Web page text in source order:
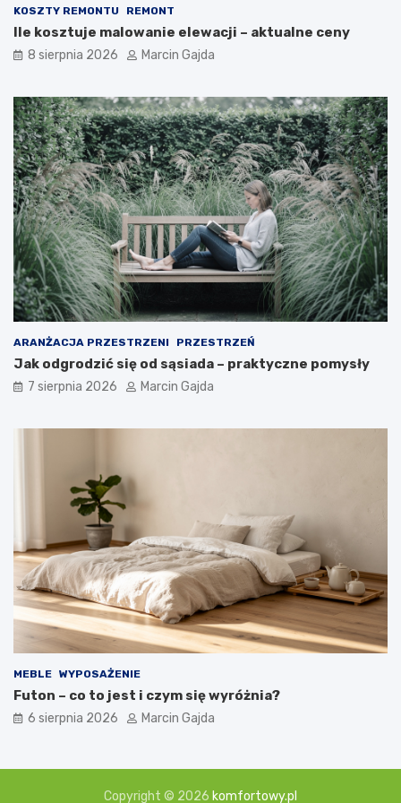
d
n
i
l
a
k
u
p
u
j
ą
c
y
c
h
o
?
KOSZTY REMONTU REMONT
Ile kosztuje malowanie elewacji – aktualne ceny
8 sierpnia 2026 Marcin Gajda
ARANŻACJA PRZESTRZENI PRZESTRZEŃ
Jak odgrodzić się od sąsiada – praktyczne pomysły
7 sierpnia 2026 Marcin Gajda
MEBLE WYPOSAŻENIE
Futon – co to jest i czym się wyróżnia?
6 sierpnia 2026 Marcin Gajda
Copyright © 2026 komfortowy.pl